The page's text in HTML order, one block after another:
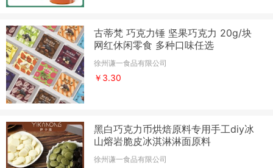
古蒂梵 巧克力锤 坚果巧克力 20g/块
网红休闲零食 多种口味任选
徐州谦一食品有限公司
￥3.30
黑白巧克力币烘焙原料专用手工diy冰
山熔岩脆皮冰淇淋淋面原料
徐州谦一食品有限公司